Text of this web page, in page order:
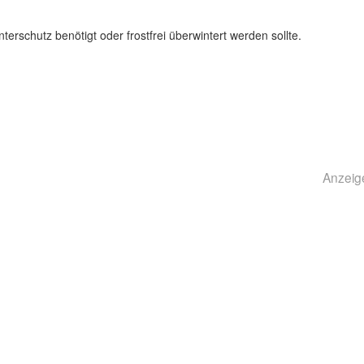
benötigt oder frostfrei überwintert werden sollte.